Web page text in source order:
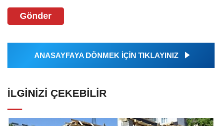
Gönder
ANASAYFAYA DÖNMEK İÇİN TIKLAYINIZ
İLGINIZI ÇEKEBILIR